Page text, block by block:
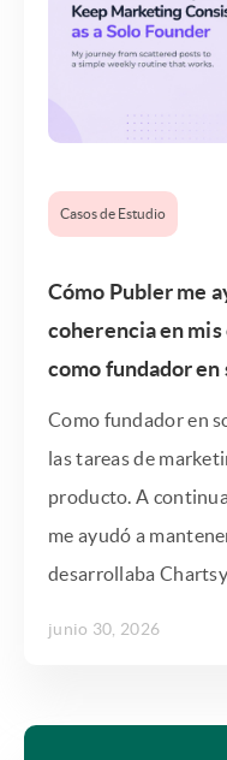
Casos de Estudio
Cómo Publer me
coherencia en
como fundador
Como fundador en
las tareas de
producto. A
me ayudó a
desarrollaba
junio 30, 2026